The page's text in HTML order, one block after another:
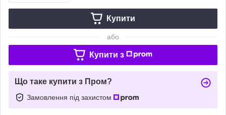
Купити
або
Купити з
Що таке купити з Пром?
Замовлення під захистом